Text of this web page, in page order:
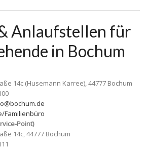
Anlaufstellen für
in Bochum
14c (Husemann Karree), 44777 Bochum
Familienbüro
Point)
14c, 44777 Bochum